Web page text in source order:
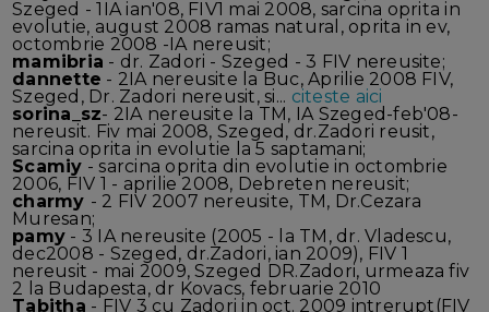
Szeged - 1IA ian'08, FIV1 mai 2008, sarcina oprita in
evolutie, august 2008 ramas natural, oprita in ev,
octombrie 2008 -IA nereusit;
mamibria - dr. Zadori - Szeged - 3 FIV nereusite;
dannette - 2IA nereusite la Buc, Aprilie 2008 FIV,
Szeged, Dr. Zadori nereusit, si... citeste aici
sorina_sz- 2IA nereusite la TM, IA Szeged-feb'08-
nereusit. Fiv mai 2008, Szeged, dr.Zadori reusit,
sarcina oprita in evolutie la 5 saptamani;
Scamiy - sarcina oprita din evolutie in octombrie
2006, FIV 1 - aprilie 2008, Debreten nereusit;
charmy - 2 FIV 2007 nereusite, TM, Dr.Cezara
Muresan;
pamy - 3 IA nereusite (2005 - la TM, dr. Vladescu,
dec2008 - Szeged, dr.Zadori, ian 2009), FIV 1
nereusit - mai 2009, Szeged DR.Zadori, urmeaza fiv
2 la Budapesta, dr Kovacs, februarie 2010
Tabitha - FIV 3 cu Zadori in oct. 2009 intrerupt(FIV